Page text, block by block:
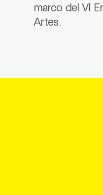
marco del VI
Artes.